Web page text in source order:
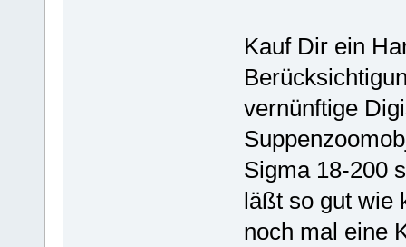
Kauf Dir ein
vernünftige
Sigma 18-200
läßt so gut wie
noch mal eine